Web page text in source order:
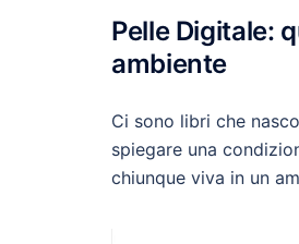
Pelle Digitale:
ambiente
Ci sono libri che
spiegare una
chiunque viva in un